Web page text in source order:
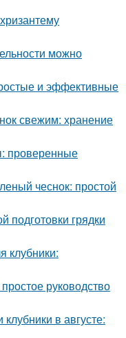
можно
и эффективные
свежим: хранение
проверенные
чеснок: простой
подготовки грядки
клубники:
руководство
в августе: